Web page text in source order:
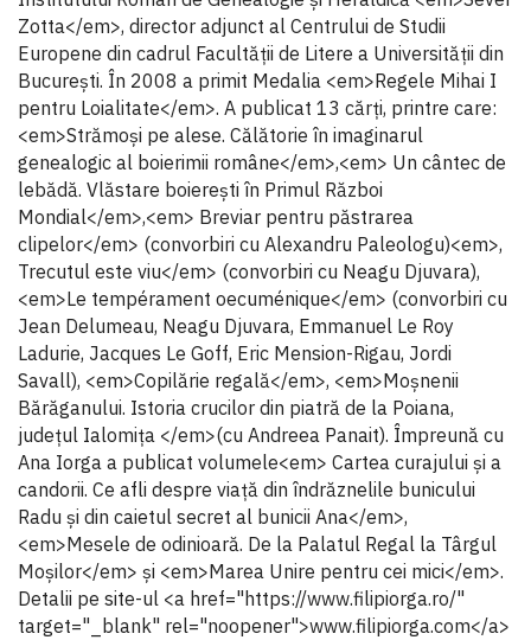
Zotta</em>, director adjunct al Centrului de Studii
Europene din cadrul Facultății de Litere a Universității din
București. În 2008 a primit Medalia <em>Regele Mihai I
pentru Loialitate</em>. A publicat 13 cărţi, printre care:
<em>Strămoşi pe alese. Călătorie în imaginarul
genealogic al boierimii române</em>,<em> Un cântec de
lebădă. Vlăstare boiereşti în Primul Război
Mondial</em>,<em> Breviar pentru păstrarea
clipelor</em> (convorbiri cu Alexandru Paleologu)<em>,
Trecutul este viu</em> (convorbiri cu Neagu Djuvara),
<em>Le tempérament oecuménique</em> (convorbiri cu
Jean Delumeau, Neagu Djuvara, Emmanuel Le Roy
Ladurie, Jacques Le Goff, Eric Mension-Rigau, Jordi
Savall), <em>Copilărie regală</em>, <em>Moșnenii
Bărăganului. Istoria crucilor din piatră de la Poiana,
județul Ialomița </em>(cu Andreea Panait). Împreună cu
Ana Iorga a publicat volumele<em> Cartea curajului și a
candorii. Ce afli despre viață din îndrăznelile bunicului
Radu și din caietul secret al bunicii Ana</em>,
<em>Mesele de odinioară. De la Palatul Regal la Târgul
Moşilor</em> și <em>Marea Unire pentru cei mici</em>.
Detalii pe site-ul <a href="https://www.filipiorga.ro/"
target="_blank" rel="noopener">www.filipiorga.com</a>